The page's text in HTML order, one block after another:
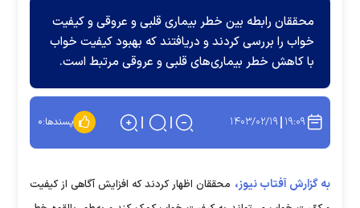
محققان رابطه بین خطر بیماری قلبی و عروقی و کیفیت
خواب را بررسی کردند و دریافتند که بهبود کیفیت خواب
با کاهش خطر بیماری‌های قلبی و عروقی مرتبط است.
۱۹:۰۹ ۱۴۰۳/۰۲/۱۹ پسندها:۰
به گزارش آفتاب نیوز، محققان اظهار کردند که افزایش آگاهی از کیفیت